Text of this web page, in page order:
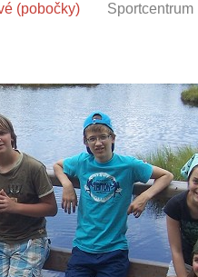
(pobočky) Sportcentrum